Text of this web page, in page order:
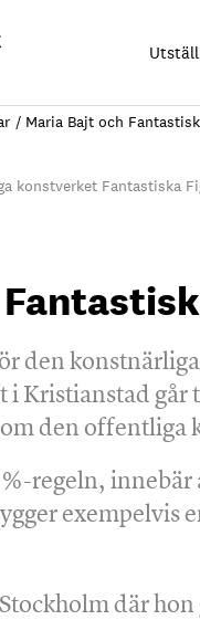
Maria Bajt och
konstverket Fantastiska
den
i Kristianstad
den offentliga
regeln,
exempelvis
där